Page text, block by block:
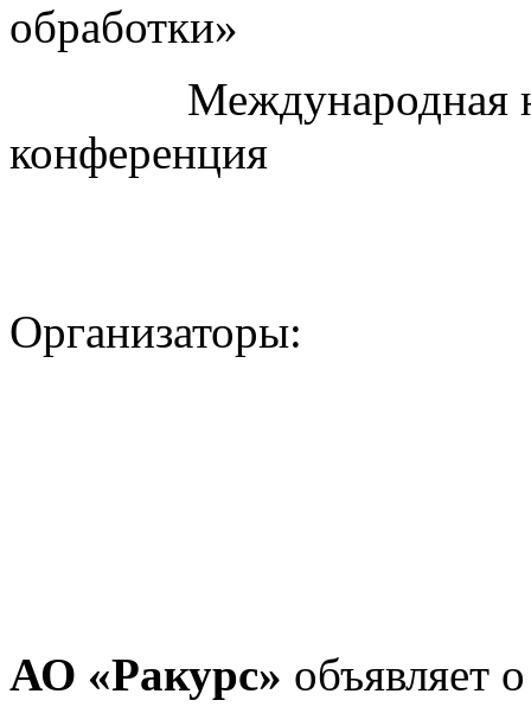
обработки»
Международная
конференция
Организаторы:
АО «Ракурс» объявляет